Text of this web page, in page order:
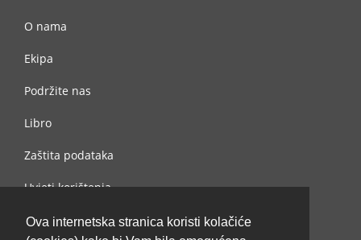
Ova internetska stranica koristi kolačiće
O nama
Ekipa
Podržite nas
Libro
Zaštita podataka
Uvjeti korištenja
Kontaktiraj nas